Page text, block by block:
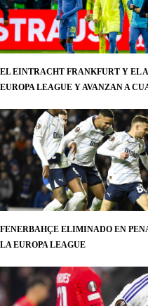
EL EINTRACHT FRANKFURT Y EL
EUROPA LEAGUE Y AVANZAN A
FENERBAHÇE ELIMINADO EN
LA EUROPA LEAGUE